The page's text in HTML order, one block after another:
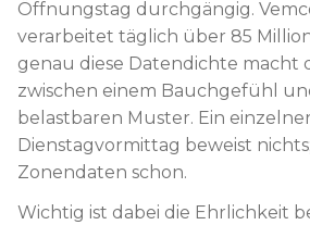
Öffnungstag durchgängig.
verarbeitet täglich über 85
genau diese Datendichte macht
zwischen einem Bauchgefühl
belastbaren Muster. Ein
Dienstagvormittag beweist
Zonendaten schon.
Wichtig ist dabei die Ehrlichkeit